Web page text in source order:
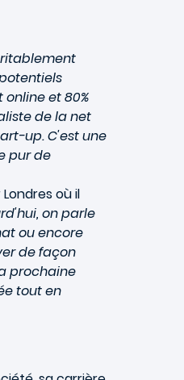
et 80%
de la net
up. C'est une
pur de
où il
on parle
ou encore
de façon
prochaine
tout en